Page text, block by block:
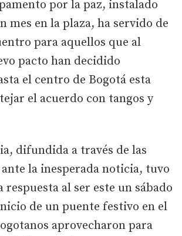
por la paz, instalado
mes en la plaza, ha servido de
para aquellos que al
pacto han decidido
el centro de Bogotá esta
el acuerdo con tangos y
difundida a través de las
la inesperada noticia, tuvo
respuesta al ser este un sábado
de un puente festivo en el
aprovecharon para